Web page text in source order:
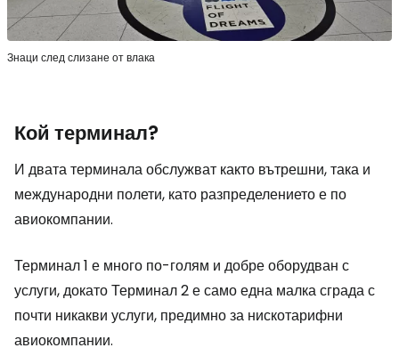
Знаци след слизане от влака
Кой терминал?
И двата терминала обслужват както вътрешни, така и
международни полети, като разпределението е по
авиокомпании.
Терминал 1 е много по-голям и добре оборудван с
услуги, докато Терминал 2 е само една малка сграда с
почти никакви услуги, предимно за нискотарифни
авиокомпании.